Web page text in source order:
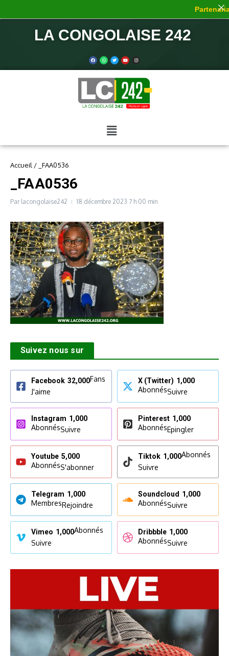
LA CONGOLAISE 242
Accueil / _FAA0536
_FAA0536
Par lacongolaise242 18 décembre 2023 7 h 00 min
Suivez nous sur
Facebook 32,000Fans
J'aime
X (Twitter) 1,000
AbonnésSuivre
Instagram 1,000
AbonnésSuivre
Pinterest 1,000
AbonnésEpingler
Youtube 5,000
AbonnésS'abonner
Tiktok 1,000Abonnés
Suivre
Telegram 1,000
MembresRejoindre
Soundcloud 1,000
AbonnésSuivre
Vimeo 1,000Abonnés
Suivre
Dribbble 1,000
AbonnésSuivre